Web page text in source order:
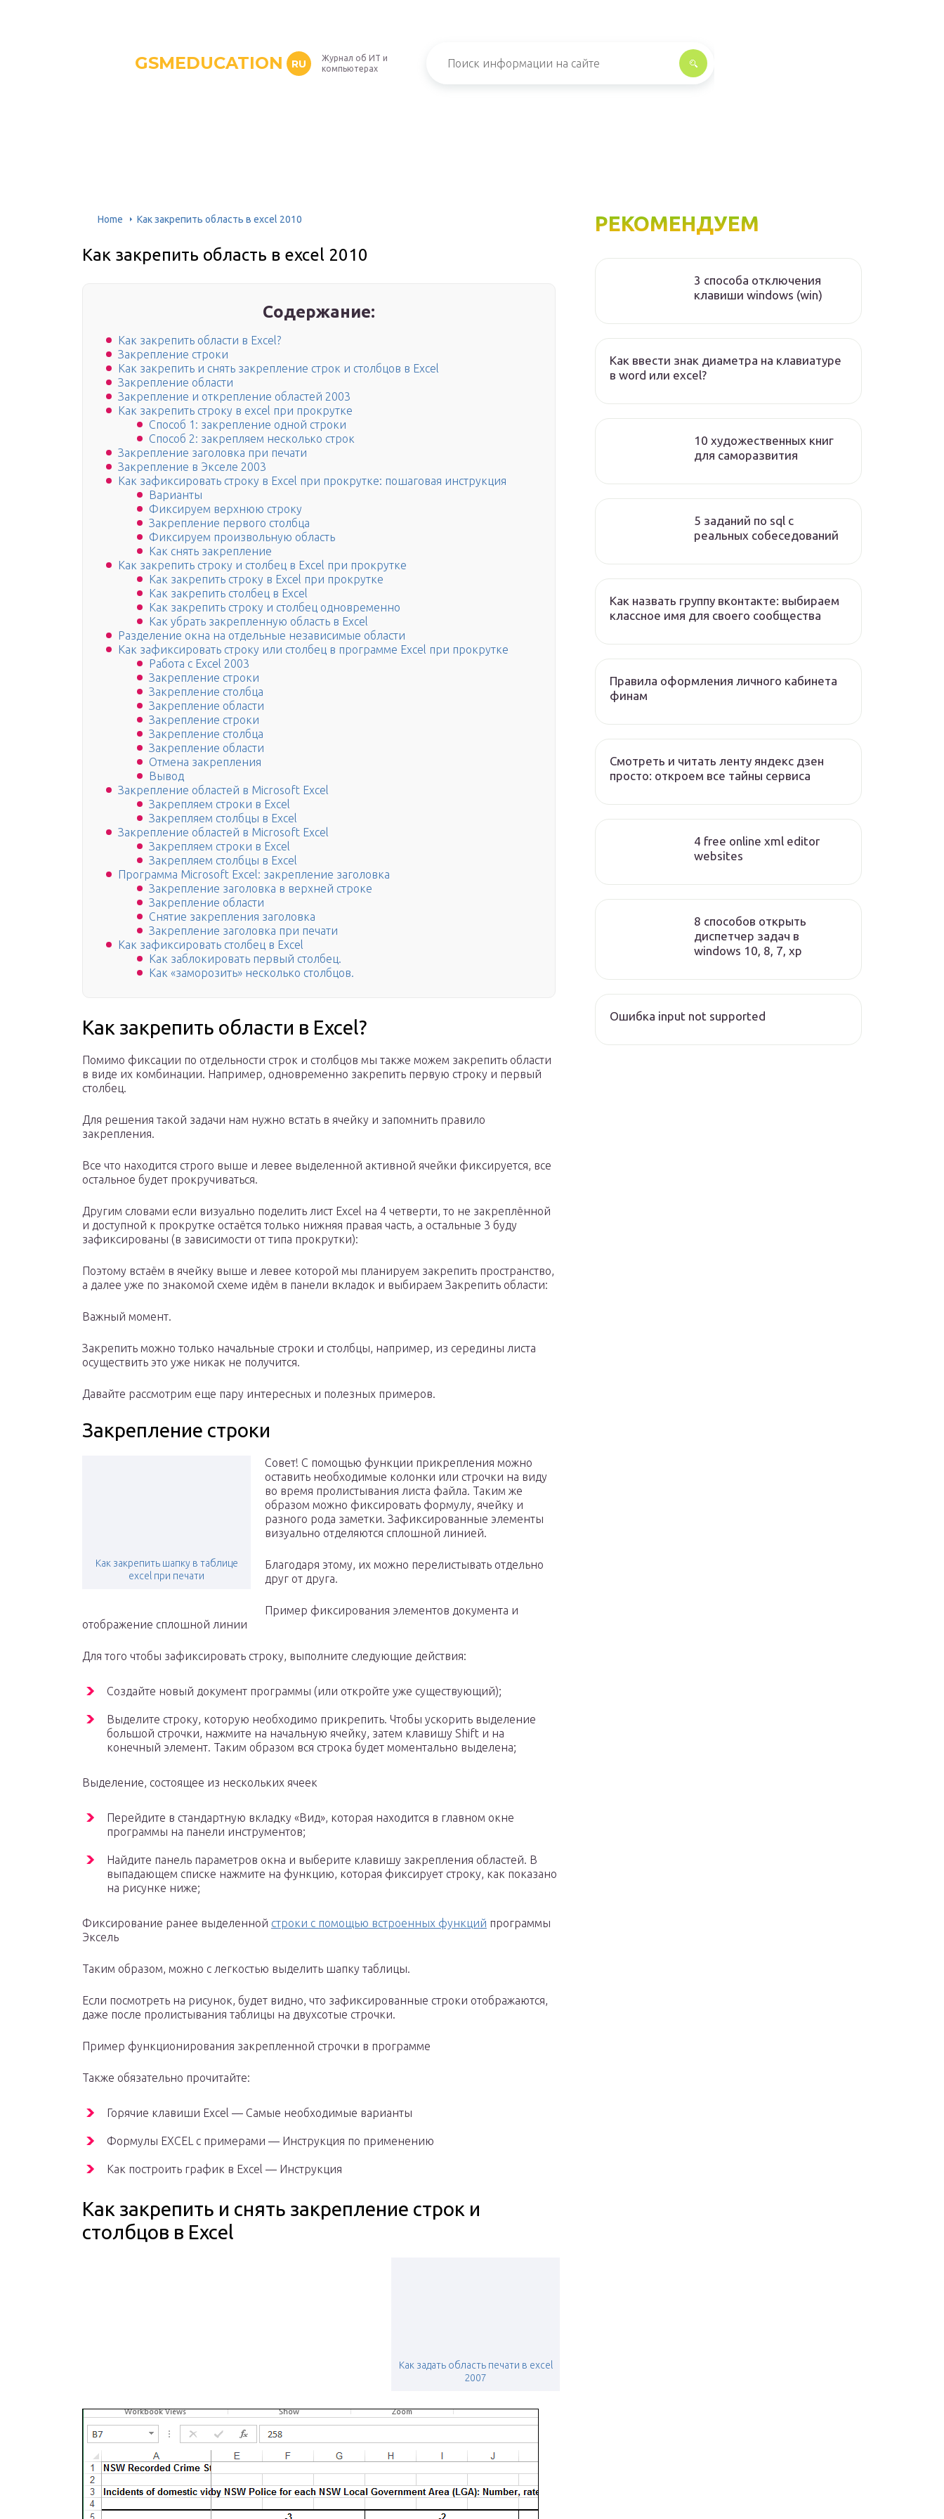
GSMEDUCATION RU
Журнал об ИТ и
компьютерах
Home Как закрепить область в excel 2010
Как закрепить область в excel 2010
Содержание:
Как закрепить области в Excel?
Закрепление строки
Как закрепить и снять закрепление строк и столбцов в Excel
Закрепление области
Закрепление и открепление областей 2003
Как закрепить строку в excel при прокрутке
Способ 1: закрепление одной строки
Способ 2: закрепляем несколько строк
Закрепление заголовка при печати
Закрепление в Экселе 2003
Как зафиксировать строку в Excel при прокрутке: пошаговая инструкция
Варианты
Фиксируем верхнюю строку
Закрепление первого столбца
Фиксируем произвольную область
Как снять закрепление
Как закрепить строку и столбец в Excel при прокрутке
Как закрепить строку в Excel при прокрутке
Как закрепить столбец в Excel
Как закрепить строку и столбец одновременно
Как убрать закрепленную область в Excel
Разделение окна на отдельные независимые области
Как зафиксировать строку или столбец в программе Excel при прокрутке
Работа с Excel 2003
Закрепление строки
Закрепление столбца
Закрепление области
Закрепление строки
Закрепление столбца
Закрепление области
Отмена закрепления
Вывод
Закрепление областей в Microsoft Excel
Закрепляем строки в Excel
Закрепляем столбцы в Excel
Закрепление областей в Microsoft Excel
Закрепляем строки в Excel
Закрепляем столбцы в Excel
Программа Microsoft Excel: закрепление заголовка
Закрепление заголовка в верхней строке
Закрепление области
Снятие закрепления заголовка
Закрепление заголовка при печати
Как зафиксировать столбец в Excel
Как заблокировать первый столбец.
Как «заморозить» несколько столбцов.
Как закрепить области в Excel?
Помимо фиксации по отдельности строк и столбцов мы также можем закрепить области
в виде их комбинации. Например, одновременно закрепить первую строку и первый
столбец.
Для решения такой задачи нам нужно встать в ячейку и запомнить правило
закрепления.
Все что находится строго выше и левее выделенной активной ячейки фиксируется, все
остальное будет прокручиваться.
Другим словами если визуально поделить лист Excel на 4 четверти, то не закреплённой
и доступной к прокрутке остаётся только нижняя правая часть, а остальные 3 буду
зафиксированы (в зависимости от типа прокрутки):
Поэтому встаём в ячейку выше и левее которой мы планируем закрепить пространство,
а далее уже по знакомой схеме идём в панели вкладок и выбираем Закрепить области:
Важный момент.
Закрепить можно только начальные строки и столбцы, например, из середины листа
осуществить это уже никак не получится.
Давайте рассмотрим еще пару интересных и полезных примеров.
Закрепление строки
Как закрепить шапку в таблице
excel при печати
Совет! С помощью функции прикрепления можно
оставить необходимые колонки или строчки на виду
во время пролистывания листа файла. Таким же
образом можно фиксировать формулу, ячейку и
разного рода заметки. Зафиксированные элементы
визуально отделяются сплошной линией.
Благодаря этому, их можно перелистывать отдельно
друг от друга.
Пример фиксирования элементов документа и
отображение сплошной линии
Для того чтобы зафиксировать строку, выполните следующие действия:
Создайте новый документ программы (или откройте уже существующий);
Выделите строку, которую необходимо прикрепить. Чтобы ускорить выделение
большой строчки, нажмите на начальную ячейку, затем клавишу Shift и на
конечный элемент. Таким образом вся строка будет моментально выделена;
Выделение, состоящее из нескольких ячеек
Перейдите в стандартную вкладку «Вид», которая находится в главном окне
программы на панели инструментов;
Найдите панель параметров окна и выберите клавишу закрепления областей. В
выпадающем списке нажмите на функцию, которая фиксирует строку, как показано
на рисунке ниже;
Фиксирование ранее выделенной строки с помощью встроенных функций программы
Эксель
Таким образом, можно с легкостью выделить шапку таблицы.
Если посмотреть на рисунок, будет видно, что зафиксированные строки отображаются,
даже после пролистывания таблицы на двухсотые строчки.
Пример функционирования закрепленной строчки в программе
Также обязательно прочитайте:
Горячие клавиши Excel — Самые необходимые варианты
Формулы EXCEL с примерами — Инструкция по применению
Как построить график в Excel — Инструкция
Как закрепить и снять закрепление строк и
столбцов в Excel
Как задать область печати в excel
2007
РЕКОМЕНДУЕМ
3 способа отключения
клавиши windows (win)
Как ввести знак диаметра на клавиатуре
в word или excel?
10 художественных книг
для саморазвития
5 заданий по sql с
реальных собеседований
Как назвать группу вконтакте: выбираем
классное имя для своего сообщества
Правила оформления личного кабинета
финам
Смотреть и читать ленту яндекс дзен
просто: откроем все тайны сервиса
4 free online xml editor
websites
8 способов открыть
диспетчер задач в
windows 10, 8, 7, xp
Ошибка input not supported